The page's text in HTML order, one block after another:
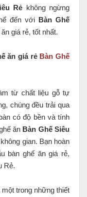
Rẻ không ngừng
đến với Bàn Ghế
giá rẻ, tốt nhất.
ăn giá rẻ Bàn Ghế
từ chất liệu gỗ tự
chúng đều trải qua
có độ bền và tính
ăn Bàn Ghế Siêu
gian. Bạn hoàn
bàn ghế ăn giá rẻ,
Rẻ.
trong những thiết